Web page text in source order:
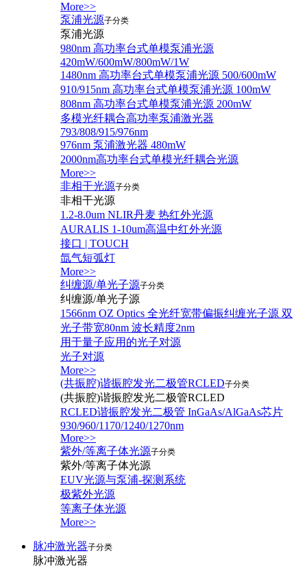
More>>
泵浦光源子分类
泵浦光源
980nm 高功率台式单模泵浦光源
420mW/600mW/800mW/1W
1480nm 高功率台式单模泵浦光源 500/600mW
910/915nm 高功率台式单模泵浦光源 100mW
808nm 高功率台式单模泵浦光源 200mW
多模光纤耦合高功率泵浦激光器
793/808/915/976nm
976nm 泵浦激光器 480mW
2000nm高功率台式单模光纤耦合光源
More>>
非相干光源子分类
非相干光源
1.2-8.0um NLIR丹麦 热红外光源
AURALIS 1-10um高温中红外光源
接口 | TOUCH
氙气短弧灯
More>>
纠缠源/单光子源子分类
纠缠源/单光子源
1566nm OZ Optics 全光纤宽带偏振纠缠光子源 双
光子带宽80nm 波长精度2nm
用于量子应用的光子对源
光子对源
More>>
(共振腔)谐振腔发光二极管RCLED子分类
(共振腔)谐振腔发光二极管RCLED
RCLED谐振腔发光二极管 InGaAs/AlGaAs芯片
930/960/1170/1240/1270nm
More>>
紫外/等离子体光源子分类
紫外/等离子体光源
EUV光源与泵浦-探测系统
极紫外光源
等离子体光源
More>>
脉冲激光器子分类
脉冲激光器